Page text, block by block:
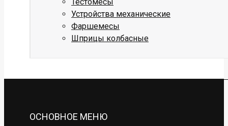
Устройства механические
Фаршемесы
Шприцы колбасные
ОСНОВНОЕ МЕНЮ